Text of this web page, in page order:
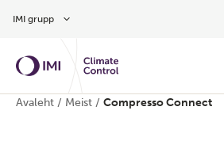
IMI grupp
Avaleht / Meist / Compresso Connect